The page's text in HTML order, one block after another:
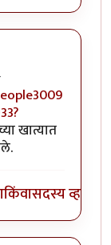
पैसा आणुनby
खात्यात
किंवासदस्य व्हा